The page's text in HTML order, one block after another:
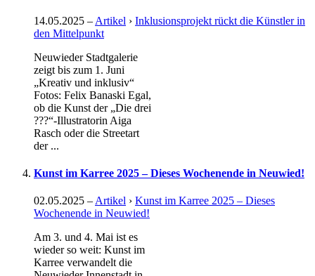
14.05.2025 – Artikel › Inklusionsprojekt rückt die Künstler in
den Mittelpunkt
Neuwieder Stadtgalerie
zeigt bis zum 1. Juni
„Kreativ und inklusiv“
Fotos: Felix Banaski Egal,
ob die Kunst der „Die drei
???“-Illustratorin Aiga
Rasch oder die Streetart
der ...
Kunst im Karree 2025 – Dieses Wochenende in Neuwied!
02.05.2025 – Artikel › Kunst im Karree 2025 – Dieses
Wochenende in Neuwied!
Am 3. und 4. Mai ist es
wieder so weit: Kunst im
Karree verwandelt die